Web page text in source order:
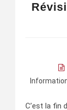
C’est la fin